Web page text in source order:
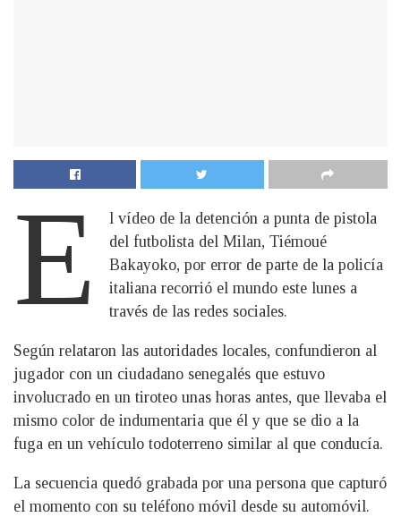
E
l vídeo de la detención a punta de pistola
del futbolista del Milan, Tiémoué
Bakayoko, por error de parte de la policía
italiana recorrió el mundo este lunes a
través de las redes sociales.
Según relataron las autoridades locales, confundieron al
jugador con un ciudadano senegalés que estuvo
involucrado en un tiroteo unas horas antes, que llevaba el
mismo color de indumentaria que él y que se dio a la
fuga en un vehículo todoterreno similar al que conducía.
La secuencia quedó grabada por una persona que capturó
el momento con su teléfono móvil desde su automóvil.